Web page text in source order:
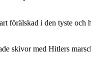
förälskad i den tyste och
skivor med Hitlers